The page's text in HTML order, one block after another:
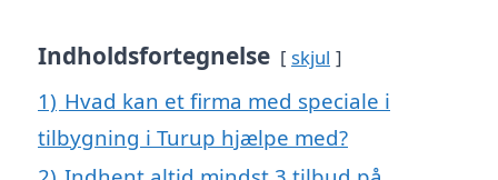
Indholdsfortegnelse skjul
1) Hvad kan et firma med speciale i
tilbygning i Turup hjælpe med?